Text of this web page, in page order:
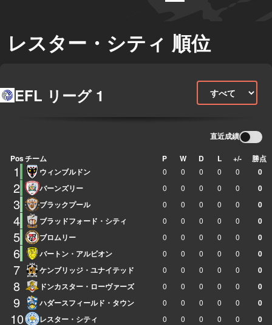
レスター・シティ 順位
EFL リーグ 1
直近成績
Posチーム P W D L +/- 勝点
1 ウィンブルドン 0 0 0 0 0 0
2 バーンズリー 0 0 0 0 0 0
3 ブラックプール 0 0 0 0 0 0
4 ブラッドフォード・シティ 0 0 0 0 0 0
5 ブロムリー 0 0 0 0 0 0
6 バートン・アルビオン 0 0 0 0 0 0
7 ケンブリッジ・ユナイテッド 0 0 0 0 0 0
8 ドンカスター・ローヴァーズ 0 0 0 0 0 0
9 ハダースフィールド・タウン 0 0 0 0 0 0
10 レスター・シティ 0 0 0 0 0 0